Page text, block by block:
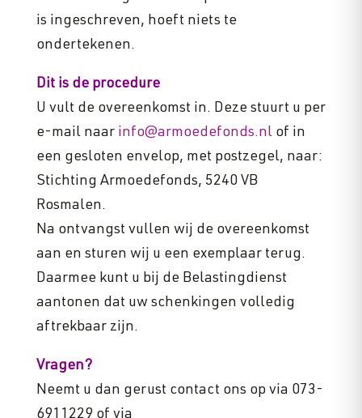
is ingeschreven, hoeft niets te
ondertekenen.
Dit is de procedure
U vult de overeenkomst in. Deze stuurt u per
e-mail naar info@armoedefonds.nlof in
een gesloten envelop, met postzegel, naar:
Stichting Armoedefonds, 5240 VB
Rosmalen.
Na ontvangst vullen wij de overeenkomst
aan en sturen wij u een exemplaar terug.
Daarmee kunt u bij de Belastingdienst
aantonen dat uw schenkingen volledig
aftrekbaar zijn.
Vragen?
Neemt u dan gerust contact ons op via 073-